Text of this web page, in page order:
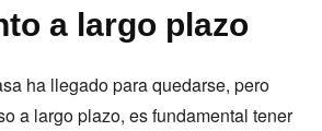
a largo plazo
ha llegado para quedarse, pero
a largo plazo, es fundamental tener